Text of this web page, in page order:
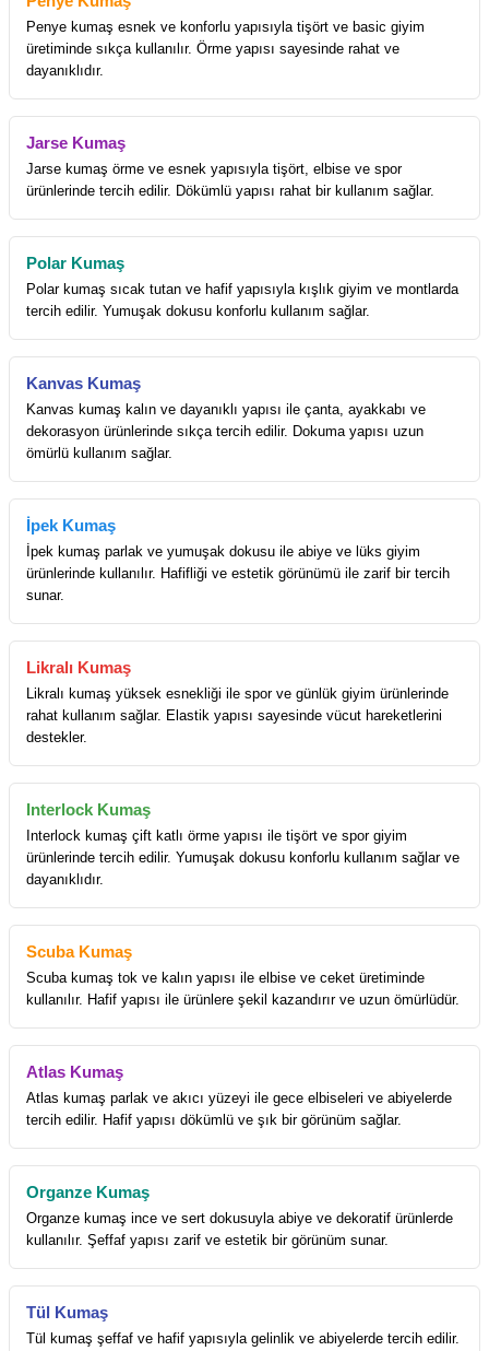
Penye kumaş esnek ve konforlu yapısıyla tişört ve basic giyim
üretiminde sıkça kullanılır. Örme yapısı sayesinde rahat ve
dayanıklıdır.
Jarse Kumaş
Jarse kumaş örme ve esnek yapısıyla tişört, elbise ve spor
ürünlerinde tercih edilir. Dökümlü yapısı rahat bir kullanım sağlar.
Polar Kumaş
Polar kumaş sıcak tutan ve hafif yapısıyla kışlık giyim ve montlarda
tercih edilir. Yumuşak dokusu konforlu kullanım sağlar.
Kanvas Kumaş
Kanvas kumaş kalın ve dayanıklı yapısı ile çanta, ayakkabı ve
dekorasyon ürünlerinde sıkça tercih edilir. Dokuma yapısı uzun
ömürlü kullanım sağlar.
İpek Kumaş
İpek kumaş parlak ve yumuşak dokusu ile abiye ve lüks giyim
ürünlerinde kullanılır. Hafifliği ve estetik görünümü ile zarif bir tercih
sunar.
Likralı Kumaş
Likralı kumaş yüksek esnekliği ile spor ve günlük giyim ürünlerinde
rahat kullanım sağlar. Elastik yapısı sayesinde vücut hareketlerini
destekler.
Interlock Kumaş
Interlock kumaş çift katlı örme yapısı ile tişört ve spor giyim
ürünlerinde tercih edilir. Yumuşak dokusu konforlu kullanım sağlar ve
dayanıklıdır.
Scuba Kumaş
Scuba kumaş tok ve kalın yapısı ile elbise ve ceket üretiminde
kullanılır. Hafif yapısı ile ürünlere şekil kazandırır ve uzun ömürlüdür.
Atlas Kumaş
Atlas kumaş parlak ve akıcı yüzeyi ile gece elbiseleri ve abiyelerde
tercih edilir. Hafif yapısı dökümlü ve şık bir görünüm sağlar.
Organze Kumaş
Organze kumaş ince ve sert dokusuyla abiye ve dekoratif ürünlerde
kullanılır. Şeffaf yapısı zarif ve estetik bir görünüm sunar.
Tül Kumaş
Tül kumaş şeffaf ve hafif yapısıyla gelinlik ve abiyelerde tercih edilir.